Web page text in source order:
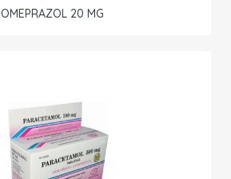
OMEPRAZOL 20 MG